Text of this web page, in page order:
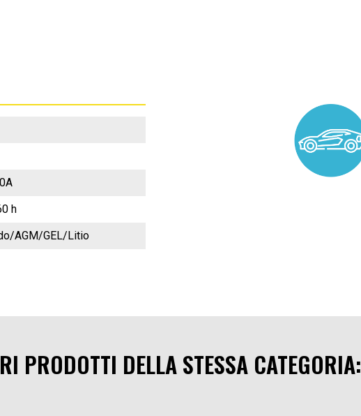
h
AGM/GEL/Litio
PRODOTTI DELLA STESSA CATEGORIA: